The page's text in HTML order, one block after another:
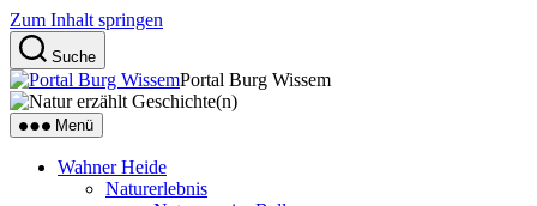
Zum Inhalt springen
Suche
Portal Burg Wissem
Menü
Wahner Heide
Naturerlebnis